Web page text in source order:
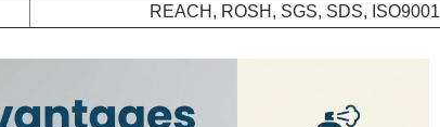
REACH, ROSH, SGS, SDS, ISO9001